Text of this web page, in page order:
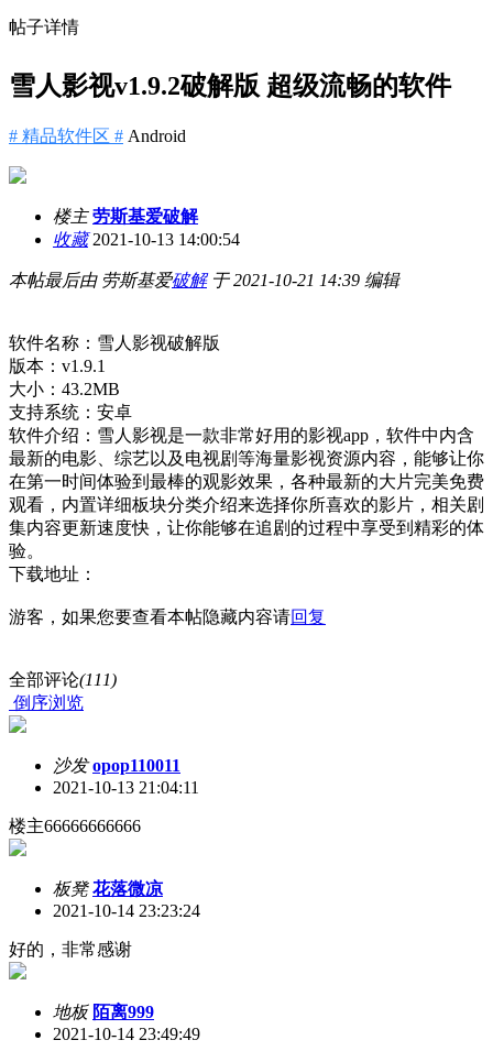
帖子详情
雪人影视v1.9.2破解版 超级流畅的软件
# 精品软件区 # Android
楼主 劳斯基爱破解
收藏2021-10-13 14:00:54
本帖最后由 劳斯基爱破解于 2021-10-21 14:39 编辑
软件名称：雪人影视破解版
版本：v1.9.1
大小：43.2MB
支持系统：安卓
软件介绍：雪人影视是一款非常好用的影视app，软件中内含
最新的电影、综艺以及电视剧等海量影视资源内容，能够让你
在第一时间体验到最棒的观影效果，各种最新的大片完美免费
观看，内置详细板块分类介绍来选择你所喜欢的影片，相关剧
集内容更新速度快，让你能够在追剧的过程中享受到精彩的体
验。
下载地址：
游客，如果您要查看本帖隐藏内容请回复
全部评论(111)
倒序浏览
沙发 opop110011
2021-10-13 21:04:11
楼主66666666666
板凳 花落微凉
2021-10-14 23:23:24
好的，非常感谢
地板 陌离999
2021-10-14 23:49:49